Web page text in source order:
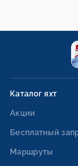
Каталог яхт
Акции
Бесплатный
Маршруты